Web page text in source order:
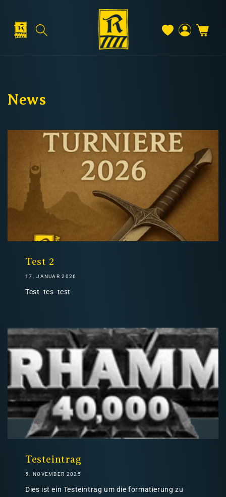
Inhalt
Warenkorb
News
Test 2
17. JANUAR 2026
Test tes test
Testeintrag
5. NOVEMBER 2025
Dies ist ein Testeintrag um die formatierung zu
Versand & Lieferung
Kostenloser Versand
Deutschland: ab69 €
Österreich & EU: ab
200 €
Nicht-EU: kein kostenloser Versand
Lieferungen in Nicht-EU-Länder (z. B. Schweiz)